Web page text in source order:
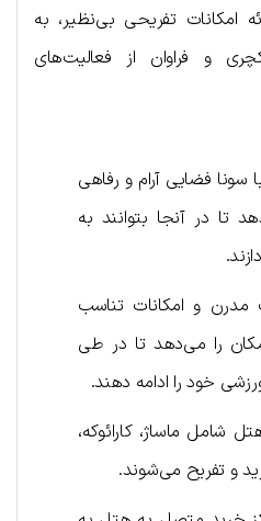
امکانات تفریحی بی‌نظیر، به
و فراوان از فعالیت‌های
سونا فضایی آرام و رفاهی
تا در آنجا بتوانند به
مدرن و امکانات تناسب
را می‌دهد تا در طی
خود را ادامه دهند.
شامل ماساژ، کارائوکه،
و تفریح می‌شوند.